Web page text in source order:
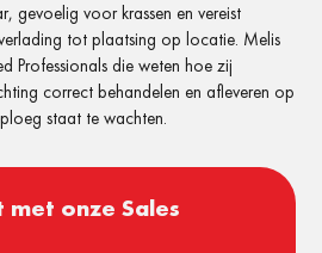
gevoelig voor krassen en vereist
tot plaatsing op locatie. Melis
Professionals die weten hoe zij
correct behandelen en afleveren op
staat te wachten.
met onze Sales